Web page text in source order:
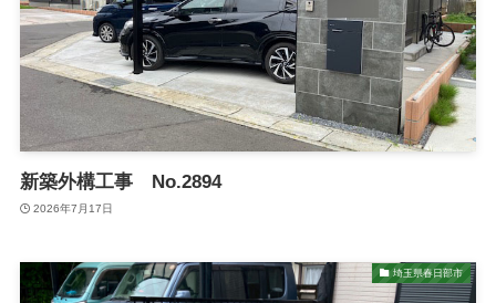
新築外構工事 No.2894
2026年7月17日
埼玉県春日部市